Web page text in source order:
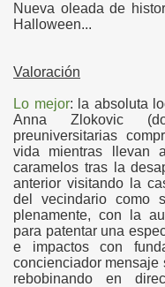
Nueva oleada de
Halloween...
Valoración
Lo mejor: la absoluta
Anna Zlokovic
preuniversitarias
vida mientras llevan
caramelos tras la
anterior visitando la
del vecindario como
plenamente, con la
para patentar una
e impactos con
concienciador mensaje
rebobinando en